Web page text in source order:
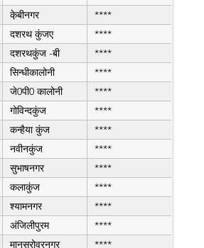
के़बीनगर
****
दशरथ कुंजए
****
दशरथकुंज -बी
****
सिन्धीकालोनी
****
जे0पी0 कालोनी
****
गोविन्दकुंज
****
कन्हैया कुंज
****
नवीनकुंज
****
सुभाषनगर
****
कलाकुंज
****
श्यामनगर
****
अंजिलीपुरम
****
मानसरोवरनगर
****